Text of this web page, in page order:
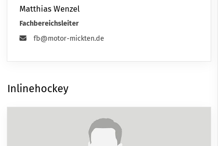
Matthias Wenzel
Fachbereichsleiter
fb@motor-mickten.de
Inlinehockey